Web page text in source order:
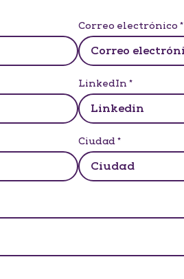
Correo electrónico *
LinkedIn *
Ciudad*